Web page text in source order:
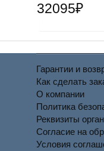
32095₽
Гарантии и
Как сделать
О компании
Политика
Реквизиты
Согласие на
Условия